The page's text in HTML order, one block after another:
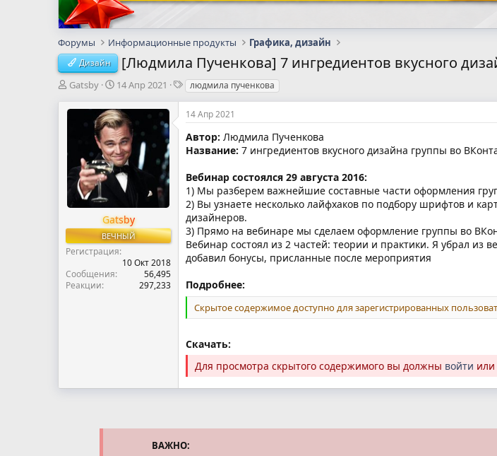
Форумы Информационные продукты Графика, дизайн
Дизайн [Людмила Пученкова] 7 ингредиентов вкусного
А
т
м
Gatsby
Д
т
а
н
а
ч
а
л
14 Апр 2021
Т
г
и
людмила пученкова
Gatsby
ВЕЧНЫЙ
Регистрация
10 Окт 2018
Сообщения
56,495
Реакции
297,233
14 Апр 2021
Автор: Людмила Пученкова
Название: 7 ингредиентов вкусного дизайна группы во
Вебинар состоялся 29 августа 2016:
1) Мы разберем важнейшие составные части оформления
2) Вы узнаете несколько лайфхаков по подбору шрифтов и
дизайнеров.
3) Прямо на вебинаре мы сделаем оформление группы во
Вебинар состоял из 2 частей: теории и практики. Я убрал из
добавил бонусы, присланные после мероприятия
Подробнее:
Скрытое содержимое доступно для зарегистрированных
Скачать:
Для просмотра скрытого содержимого вы должны войти или
ВАЖНО: